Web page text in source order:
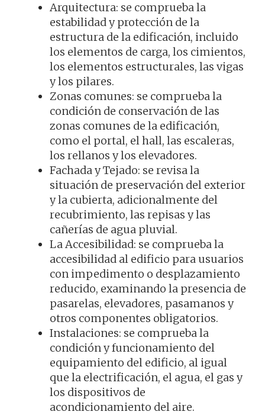
Arquitectura: se comprueba la
estabilidad y protección de la
estructura de la edificación, incluido
los elementos de carga, los cimientos,
los elementos estructurales, las vigas
y los pilares.
Zonas comunes: se comprueba la
condición de conservación de las
zonas comunes de la edificación,
como el portal, el hall, las escaleras,
los rellanos y los elevadores.
Fachada y Tejado: se revisa la
situación de preservación del exterior
y la cubierta, adicionalmente del
recubrimiento, las repisas y las
cañerías de agua pluvial.
La Accesibilidad: se comprueba la
accesibilidad al edificio para usuarios
con impedimento o desplazamiento
reducido, examinando la presencia de
pasarelas, elevadores, pasamanos y
otros componentes obligatorios.
Instalaciones: se comprueba la
condición y funcionamiento del
equipamiento del edificio, al igual
que la electrificación, el agua, el gas y
los dispositivos de
acondicionamiento del aire.